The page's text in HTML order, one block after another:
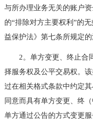
与所办理业务无关的账户
的“排除对方主要权利”的
益保护法》第七条所规定
2。单方变更、终止合同
择服务权及公平交易权。
过在相关格式条款中约定
同意而具有单方变更、终
单方通过公告的方式变更